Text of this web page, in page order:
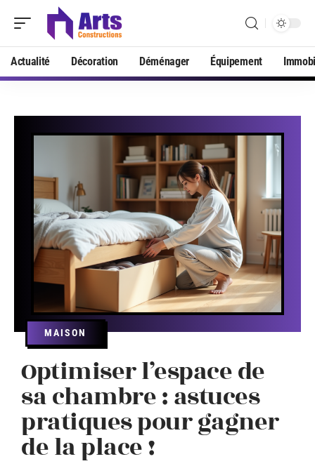
Actualité Décoration Déménager Équipement
MAISON
Optimiser l’espace de
sa chambre : astuces
pratiques pour gagner
de la place !